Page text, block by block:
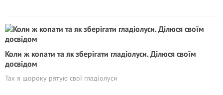
Коли ж копати та як зберігати гладіолуси. Ділюся своїм
досвідом
Так я щороку рятую свої гладіолуси